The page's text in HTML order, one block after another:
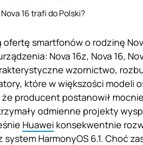
16 trafi do Polski?
ofertę smartfonów o rodzinę
Nova 16z, Nova 16,
wzornictwo,
które w większości modeli
producent postanowił
odmienne projekty
Huawei konsekwentnie
system HarmonyOS 6.1. Choć